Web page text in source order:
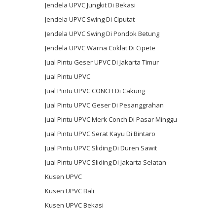
Jendela UPVC Jungkit Di Bekasi
Jendela UPVC Swing Di Ciputat
Jendela UPVC Swing Di Pondok Betung
Jendela UPVC Warna Coklat Di Cipete
Jual Pintu Geser UPVC Di Jakarta Timur
Jual Pintu UPVC
Jual Pintu UPVC CONCH Di Cakung
Jual Pintu UPVC Geser Di Pesanggrahan
Jual Pintu UPVC Merk Conch Di Pasar Minggu
Jual Pintu UPVC Serat Kayu Di Bintaro
Jual Pintu UPVC Sliding Di Duren Sawit
Jual Pintu UPVC Sliding Di Jakarta Selatan
Kusen UPVC
Kusen UPVC Bali
Kusen UPVC Bekasi